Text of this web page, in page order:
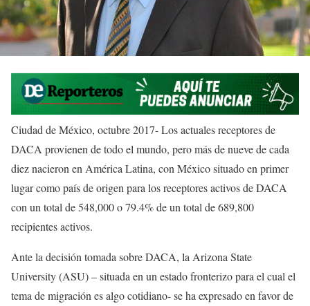
Ciudad de México, octubre 2017- Los actuales receptores de
DACA provienen de todo el mundo, pero más de nueve de cada
diez nacieron en América Latina, con México situado en primer
lugar como país de origen para los receptores activos de DACA
con un total de 548,000 o 79.4% de un total de 689,800
recipientes activos.
Ante la decisión tomada sobre DACA, la Arizona State
University (ASU) – situada en un estado fronterizo para el cual el
tema de migración es algo cotidiano- se ha expresado en favor de